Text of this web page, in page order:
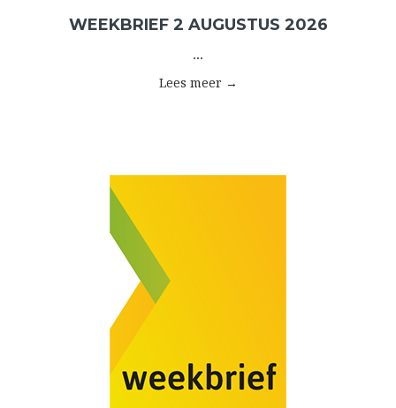
WEEKBRIEF 2 AUGUSTUS 2026
...
Lees meer →